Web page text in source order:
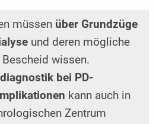
müssen über Grundzüge
und deren mögliche
wissen.
bei PD-
kann auch in
Zentrum